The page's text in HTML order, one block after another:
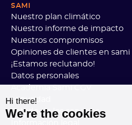
SAMI
Nuestro plan climático
Nuestro informe de impacto
Nuestros compromisos
Opiniones de clientes en sami
¡Estamos reclutando!
Datos personales
seguridad
Estado de los servicios
Hi there!
We're the cookies